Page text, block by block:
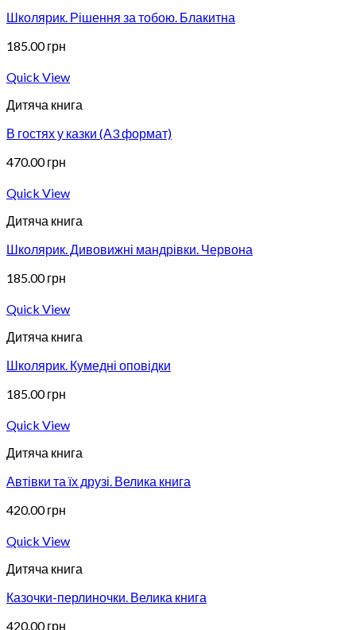
Школярик. Рішення за тобою. Блакитна
185.00грн
Quick View
Дитяча книга
В гостях у казки (А3 формат)
470.00грн
Quick View
Дитяча книга
Школярик. Дивовижні мандрівки. Червона
185.00грн
Quick View
Дитяча книга
Школярик. Кумедні оповідки
185.00грн
Quick View
Дитяча книга
Автівки та їх друзі. Велика книга
420.00грн
Quick View
Дитяча книга
Казочки-перлиночки. Велика книга
420.00грн